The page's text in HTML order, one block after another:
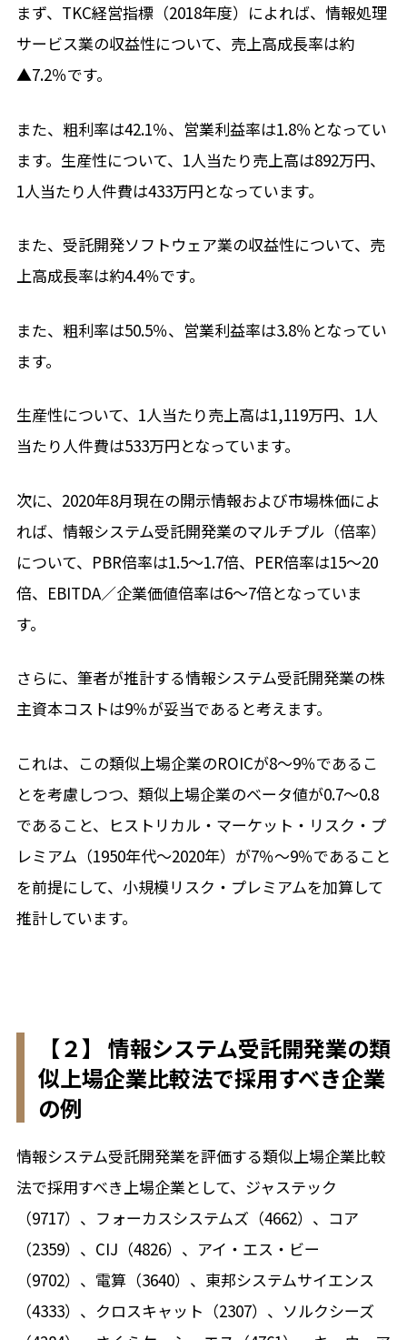
まず、TKC経営指標（2018年度）によれば、情報処理
サービス業の収益性について、売上高成長率は約
▲7.2％です。
また、粗利率は42.1％、営業利益率は1.8％となってい
ます。生産性について、1人当たり売上高は892万円、
1人当たり人件費は433万円となっています。
また、受託開発ソフトウェア業の収益性について、売
上高成長率は約4.4％です。
また、粗利率は50.5％、営業利益率は3.8％となってい
ます。
生産性について、1人当たり売上高は1,119万円、1人
当たり人件費は533万円となっています。
次に、2020年8月現在の開示情報および市場株価によ
れば、情報システム受託開発業のマルチプル（倍率）
について、PBR倍率は1.5～1.7倍、PER倍率は15～20
倍、EBITDA／企業価値倍率は6～7倍となっていま
す。
さらに、筆者が推計する情報システム受託開発業の株
主資本コストは9％が妥当であると考えます。
これは、この類似上場企業のROICが8～9％であるこ
とを考慮しつつ、類似上場企業のベータ値が0.7～0.8
であること、ヒストリカル・マーケット・リスク・プ
レミアム（1950年代～2020年）が7％～9％であること
を前提にして、小規模リスク・プレミアムを加算して
推計しています。
【２】 情報システム受託開発業の類
似上場企業比較法で採用すべき企業
の例
情報システム受託開発業を評価する類似上場企業比較
法で採用すべき上場企業として、ジャステック
（9717）、フォーカスシステムズ（4662）、コア
（2359）、CIJ（4826）、アイ・エス・ビー
（9702）、電算（3640）、東邦システムサイエンス
（4333）、クロスキャット（2307）、ソルクシーズ